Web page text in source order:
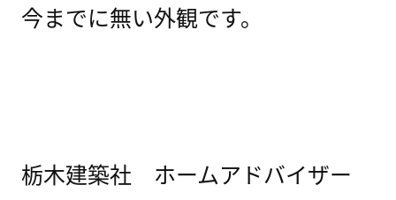
今までに無い外観です。
栃木建築社 ホームアドバイザー